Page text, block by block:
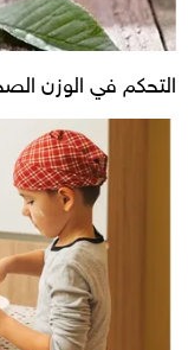
التحكم في الوزن